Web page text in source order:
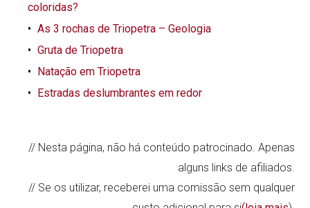
coloridas?
As 3 rochas de Triopetra – Geologia
Gruta de Triopetra
Natação em Triopetra
Estradas deslumbrantes em redor
// Nesta página, não há conteúdo patrocinado. Apenas
alguns links de afiliados.
// Se os utilizar, receberei uma comissão sem qualquer